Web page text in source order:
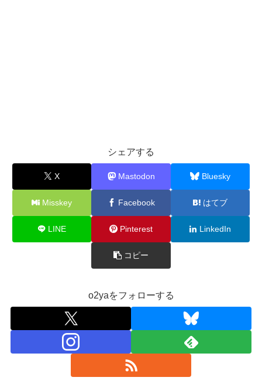
シェアする
X Mastodon Bluesky
Misskey Facebook はてブ
LINE Pinterest LinkedIn
コピー
o2yaをフォローする